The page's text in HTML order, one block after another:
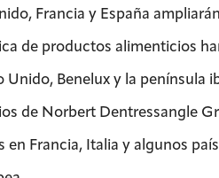
Francia y España
de productos alimenticios
Benelux y la península
de Norbert Dentressangle
Francia, Italia y algunos